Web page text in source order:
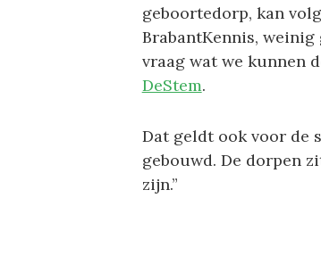
geboortedorp, kan
BrabantKennis, weinig
vraag wat we kunnen
DeStem.
Dat geldt ook voor de
gebouwd. De dorpen
zijn.”